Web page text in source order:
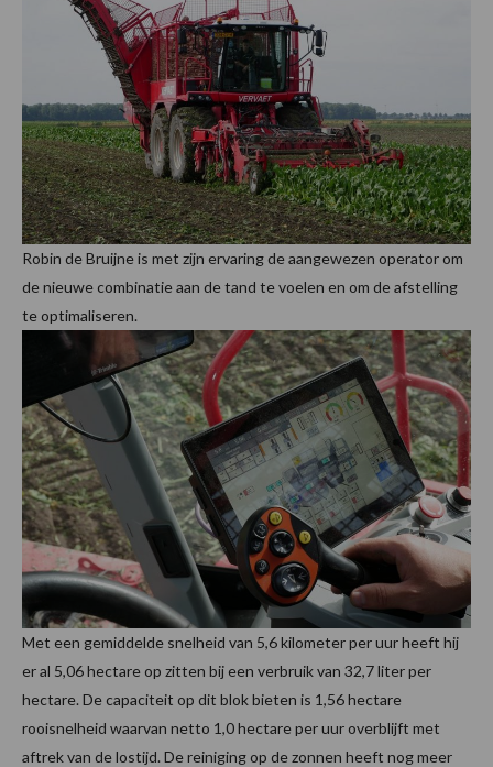
Robin de Bruijne is met zijn ervaring de aangewezen operator om
de nieuwe combinatie aan de tand te voelen en om de afstelling
te optimaliseren.
Met een gemiddelde snelheid van 5,6 kilometer per uur heeft hij
er al 5,06 hectare op zitten bij een verbruik van 32,7 liter per
hectare. De capaciteit op dit blok bieten is 1,56 hectare
rooisnelheid waarvan netto 1,0 hectare per uur overblijft met
aftrek van de lostijd. De reiniging op de zonnen heeft nog meer